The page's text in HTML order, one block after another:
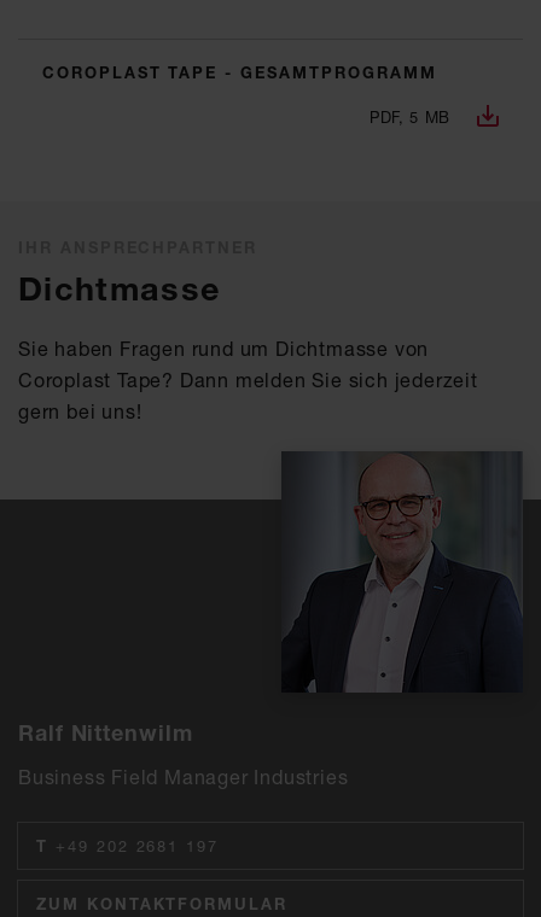
COROPLAST TAPE - GESAMTPROGRAMM
PDF, 5 MB
Dichtmasse
Sie haben Fragen rund um Dichtmasse von
Coroplast Tape? Dann melden Sie sich jederzeit
gern bei uns!
Ralf Nittenwilm
Business Field Manager Industries
T +49 202 2681 197
ZUM KONTAKTFORMULAR